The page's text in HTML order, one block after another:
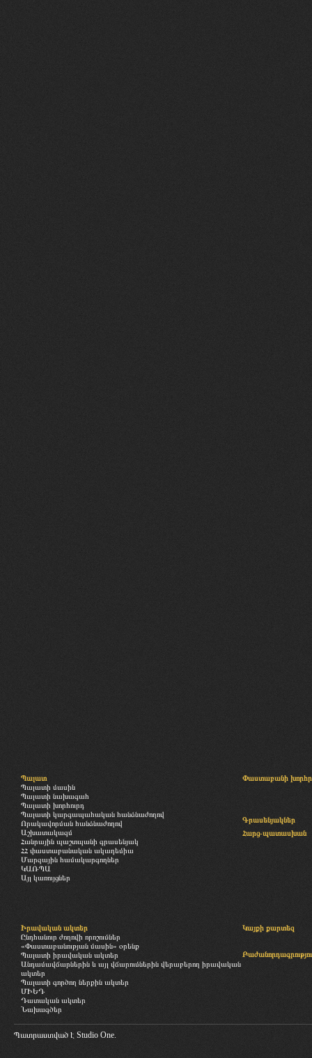
Պալատ
Պալատի մասին
Պալատի նախագահ
Պալատի խորհուրդ
Պալատի կարգապահական հանձնաժողով
Որակավորման հանձնաժողով
Աշխատակազմ
Հանրային պաշտպանի գրասենյակ
ՀՀ փաստաբանական ակադեմիա
Մարզային համակարգողներ
ԿԱՌՊԱ
Այլ կառույցներ
Փաստաբանի
Գրասենյակներ
Հարց-պատասխան
Իրավական ակտեր
Ընդհանուր ժողովի որոշումներ
«Փաստաբանության մասին» օրենք
Պալատի իրավական ակտեր
Անդամավճարներին և այլ վճարումներին վերաբերող իրավական
ակտեր
Պալատի գործող ներքին ակտեր
ՄԻԵԴ
Դատական ակտեր
Նախագծեր
Կայքի քարտեզ
Պատրաստված է Studio One.